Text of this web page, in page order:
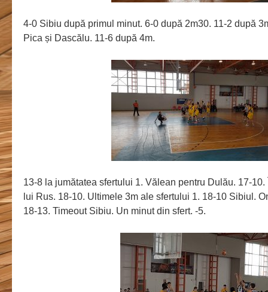
4-0 Sibiu după primul minut. 6-0 după 2m30. 11-2 după
Pica și Dascălu. 11-6 după 4m.
13-8 la jumătatea sfertului 1. Vălean pentru Dulău. 17-
lui Rus. 18-10. Ultimele 3m ale sfertului 1. 18-10 Sibiul.
18-13. Timeout Sibiu. Un minut din sfert. -5.